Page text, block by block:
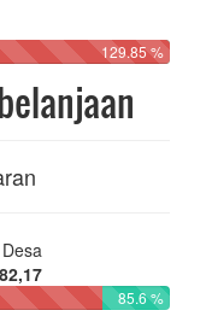
129.85 %
85.6 %